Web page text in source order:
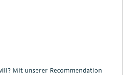
Mit unserer Recommendation